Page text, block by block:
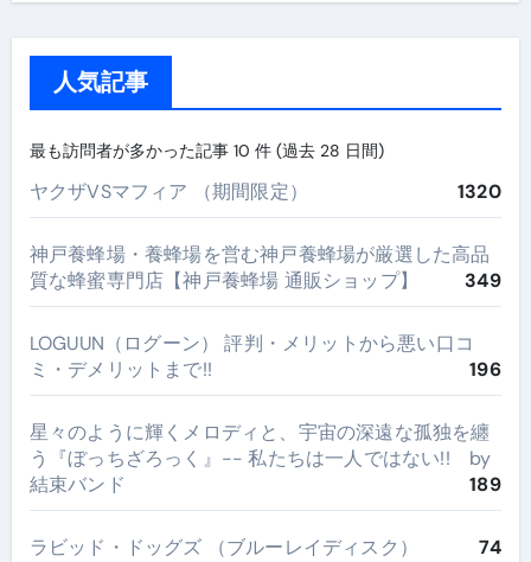
人気記事
最も訪問者が多かった記事 10 件 (過去 28 日間)
ヤクザVSマフィア （期間限定） 1320
神戸養蜂場・養蜂場を営む神戸養蜂場が厳選した高品
質な蜂蜜専門店【神戸養蜂場 通販ショップ】
349
LOGUUN（ログーン） 評判・メリットから悪い口コ
ミ・デメリットまで!!
196
星々のように輝くメロディと、宇宙の深遠な孤独を纏
う『ぼっちざろっく』-- 私たちは一人ではない!! by
結束バンド
189
ラビッド・ドッグズ （ブルーレイディスク） 74